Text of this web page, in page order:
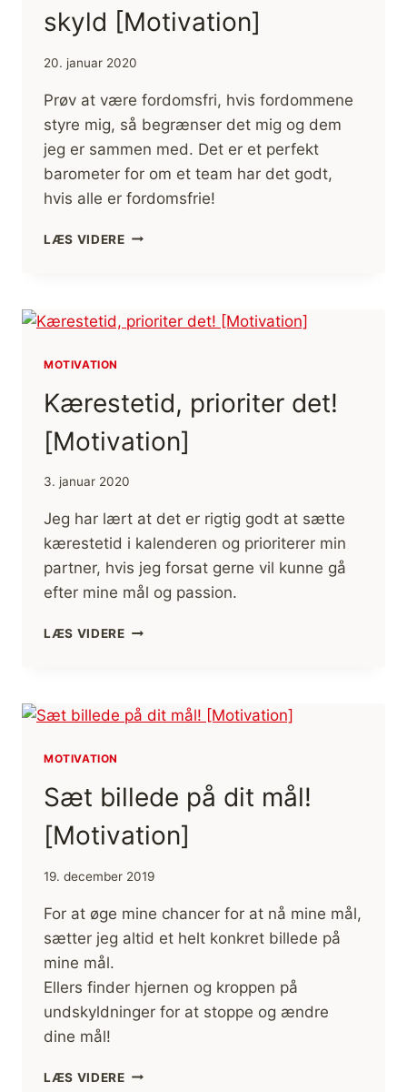
skyld [Motivation]
20. januar 2020
Prøv at være fordomsfri, hvis fordommene
styre mig, så begrænser det mig og dem
jeg er sammen med. Det er et perfekt
barometer for om et team har det godt,
hvis alle er fordomsfrie!
LÆS VIDEREFORDOMSFRI,
[MOTIVATION]
MOTIVATION
Kærestetid, prioriter det!
[Motivation]
3. januar 2020
Jeg har lært at det er rigtig godt at sætte
kærestetid i kalenderen og prioriterer min
partner, hvis jeg forsat gerne vil kunne gå
efter mine mål og passion.
LÆS VIDEREKÆRESTETID,
MOTIVATION
Sæt billede på dit mål!
[Motivation]
19. december 2019
For at øge mine chancer for at nå mine mål,
sætter jeg altid et helt konkret billede på
mine mål.
Ellers finder hjernen og kroppen på
undskyldninger for at stoppe og ændre
dine mål!
LÆS VIDERESÆT